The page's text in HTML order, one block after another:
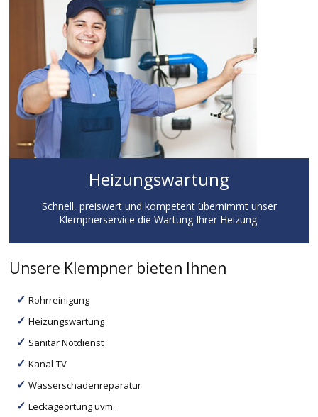
Heizungswartung
Schnell, preiswert und kompetent übernimmt unser
Klempnerservice die Wartung Ihrer Heizung.
Unsere Klempner bieten Ihnen
Rohrreinigung
Heizungswartung
Sanitär Notdienst
Kanal-TV
Wasserschadenreparatur
Leckageortung uvm.